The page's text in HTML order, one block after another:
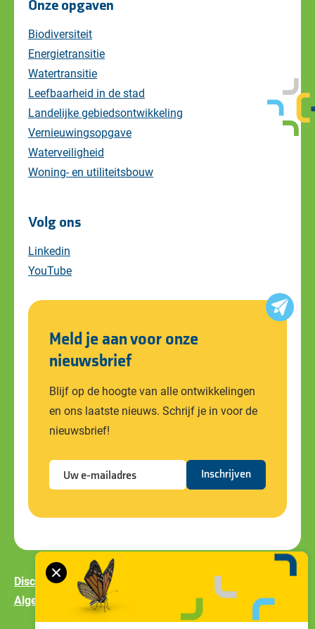
Onze opgaven
Biodiversiteit
Energietransitie
Watertransitie
Leefbaarheid in de stad
Landelijke gebiedsontwikkeling
Vernieuwingsopgave
Waterveiligheid
Woning- en utiliteitsbouw
Volg ons
Linkedin
YouTube
Meld je aan voor onze
nieuwsbrief
Blijf op de hoogte van alle ontwikkelingen
en ons laatste nieuws. Schrijf je in voor de
nieuwsbrief!
Disclaimer Privacy policy
Cookiebeleid
Algemene voorwaarden